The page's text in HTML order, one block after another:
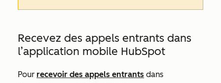
Recevez des appels entrants dans
l’application mobile HubSpot
Pour recevoir des appels entrants dans